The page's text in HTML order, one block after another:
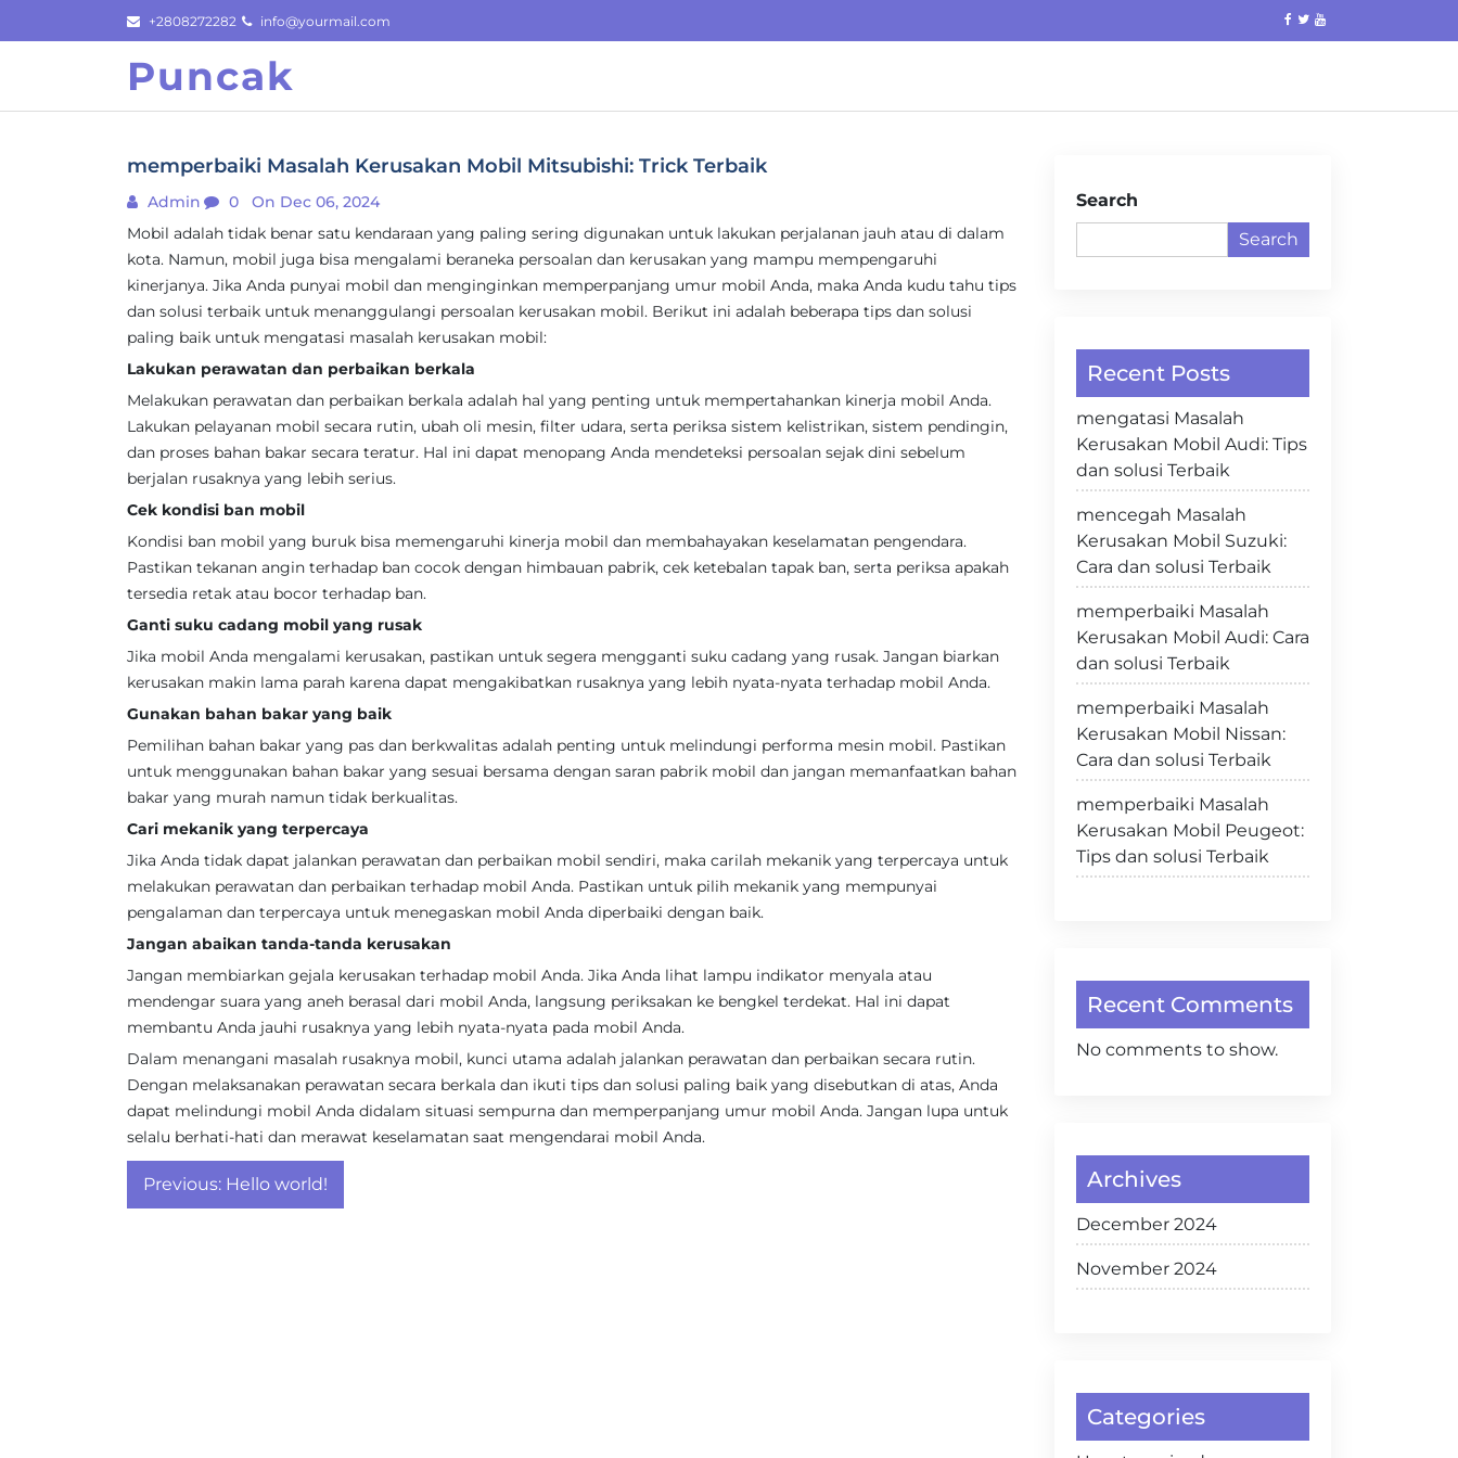
to
+2808272282 info@yourmail.com
Puncak
memperbaiki Masalah Kerusakan Mobil Mitsubishi: Trick Terbaik
Admin 0
On Dec 06, 2024
Mobil adalah tidak benar satu kendaraan yang paling sering digunakan untuk lakukan perjalanan jauh atau di dalam
kota. Namun, mobil juga bisa mengalami beraneka persoalan dan kerusakan yang mampu mempengaruhi
kinerjanya. Jika Anda punyai mobil dan menginginkan memperpanjang umur mobil Anda, maka Anda kudu tahu tips
dan solusi terbaik untuk menanggulangi persoalan kerusakan mobil. Berikut ini adalah beberapa tips dan solusi
paling baik untuk mengatasi masalah kerusakan mobil:
Lakukan perawatan dan perbaikan berkala
Melakukan perawatan dan perbaikan berkala adalah hal yang penting untuk mempertahankan kinerja mobil Anda.
Lakukan pelayanan mobil secara rutin, ubah oli mesin, filter udara, serta periksa sistem kelistrikan, sistem pendingin,
dan proses bahan bakar secara teratur. Hal ini dapat menopang Anda mendeteksi persoalan sejak dini sebelum
berjalan rusaknya yang lebih serius.
Cek kondisi ban mobil
Kondisi ban mobil yang buruk bisa memengaruhi kinerja mobil dan membahayakan keselamatan pengendara.
Pastikan tekanan angin terhadap ban cocok dengan himbauan pabrik, cek ketebalan tapak ban, serta periksa apakah
tersedia retak atau bocor terhadap ban.
Ganti suku cadang mobil yang rusak
Jika mobil Anda mengalami kerusakan, pastikan untuk segera mengganti suku cadang yang rusak. Jangan biarkan
kerusakan makin lama parah karena dapat mengakibatkan rusaknya yang lebih nyata-nyata terhadap mobil Anda.
Gunakan bahan bakar yang baik
Pemilihan bahan bakar yang pas dan berkwalitas adalah penting untuk melindungi performa mesin mobil. Pastikan
untuk menggunakan bahan bakar yang sesuai bersama dengan saran pabrik mobil dan jangan memanfaatkan bahan
bakar yang murah namun tidak berkualitas.
Cari mekanik yang terpercaya
Jika Anda tidak dapat jalankan perawatan dan perbaikan mobil sendiri, maka carilah mekanik yang terpercaya untuk
melakukan perawatan dan perbaikan terhadap mobil Anda. Pastikan untuk pilih mekanik yang mempunyai
pengalaman dan terpercaya untuk menegaskan mobil Anda diperbaiki dengan baik.
Jangan abaikan tanda-tanda kerusakan
Jangan membiarkan gejala kerusakan terhadap mobil Anda. Jika Anda lihat lampu indikator menyala atau
mendengar suara yang aneh berasal dari mobil Anda, langsung periksakan ke bengkel terdekat. Hal ini dapat
membantu Anda jauhi rusaknya yang lebih nyata-nyata pada mobil Anda.
Dalam menangani masalah rusaknya mobil, kunci utama adalah jalankan perawatan dan perbaikan secara rutin.
Dengan melaksanakan perawatan secara berkala dan ikuti tips dan solusi paling baik yang disebutkan di atas, Anda
dapat melindungi mobil Anda didalam situasi sempurna dan memperpanjang umur mobil Anda. Jangan lupa untuk
selalu berhati-hati dan merawat keselamatan saat mengendarai mobil Anda.
Post
navigation
Previous: Hello world!
Search
Search
Recent Posts
mengatasi Masalah
Kerusakan Mobil Audi: Tips
dan solusi Terbaik
mencegah Masalah
Kerusakan Mobil Suzuki:
Cara dan solusi Terbaik
memperbaiki Masalah
Kerusakan Mobil Audi: Cara
dan solusi Terbaik
memperbaiki Masalah
Kerusakan Mobil Nissan:
Cara dan solusi Terbaik
memperbaiki Masalah
Kerusakan Mobil Peugeot:
Tips dan solusi Terbaik
Recent Comments
No comments to show.
Archives
December 2024
November 2024
Categories